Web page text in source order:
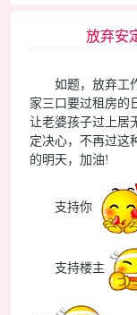
放弃安
如题，放弃工
家三口要过租房的
让老婆孩子过上居
定决心，不再过这
的明天，加油!
支持你
支持楼主